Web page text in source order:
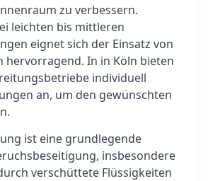
zu verbessern.
leichten bis mittleren
eignet sich der Einsatz von
hervorragend. In in Köln bieten
individuell
an, um den gewünschten
ist eine grundlegende
insbesondere
verschüttete Flüssigkeiten